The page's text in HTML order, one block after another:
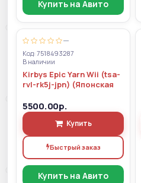
Купить на Авито
—
Код: 7518493287
В наличии
Kirbys Epic Yarn Wii (tsa-
rvl-rk5j-jpn) (Японская
5500.00р.
Купить
Быстрый заказ
Купить на Авито